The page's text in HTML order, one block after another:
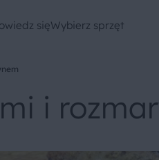
sięWybierz sprzęt
i